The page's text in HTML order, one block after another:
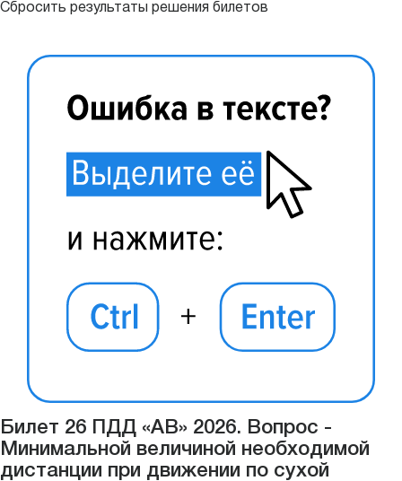
Сбросить результаты решения билетов
Билет 26 ПДД «АВ» 2026. Вопрос -
Минимальной величиной необходимой
дистанции при движении по сухой